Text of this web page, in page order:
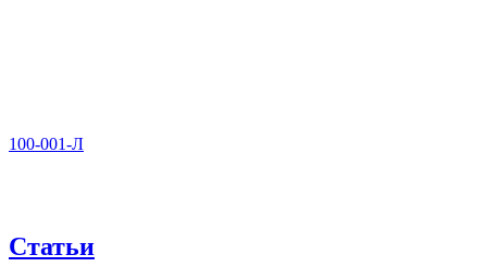
100-001-Л
Статьи